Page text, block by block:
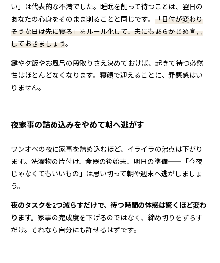
い」は代表的な不満でした。睡眠を削って待つことは、翌日の
あなたの心身をそのまま削ることと同じです。「日付が変わり
そうな日は先に寝る」をルール化して、夫にもあらかじめ宣言
しておきましょう。
鍵や夕飯やお風呂の段取りさえ決めておけば、起きて待つ必然
性はほとんどなくなります。寝顔で迎えることに、罪悪感はい
りません。
夜家事の詰め込みをやめて朝へ逃がす
ワンオペの夜に家事を詰め込むほど、イライラの沸点は下がり
ます。洗濯物の片付け、食器の後始末、明日の準備——「今夜
じゃなくてもいいもの」は思い切って朝や週末へ逃がしましょ
う。
夜のタスクを2つ減らすだけで、待つ時間の体感は驚くほど変わ
ります。 家事の完成度を下げるのではなく、締め切りをずらす
だけ。それなら自分にも許せるはずです。